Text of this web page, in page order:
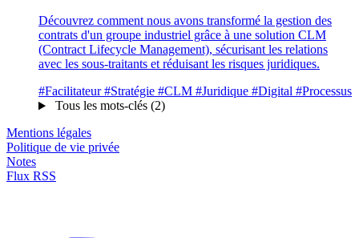
Découvrez comment nous avons transformé la gestion des
contrats d'un groupe industriel grâce à une solution CLM
(Contract Lifecycle Management), sécurisant les relations
avec les sous-traitants et réduisant les risques juridiques.
#Facilitateur #Stratégie #CLM #Juridique #Digital #Processus
Tous les mots-clés (2)
Mentions légales
Politique de vie privée
Notes
Flux RSS